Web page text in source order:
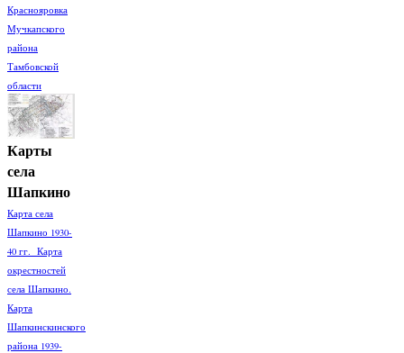
Краснояровка
Мучкапского
района
Тамбовской
области
Карты
села
Шапкино
Карта села
Шапкино 1930-
40 гг. Карта
окрестностей
села Шапкино.
Карта
Шапкинскинского
района 1939-